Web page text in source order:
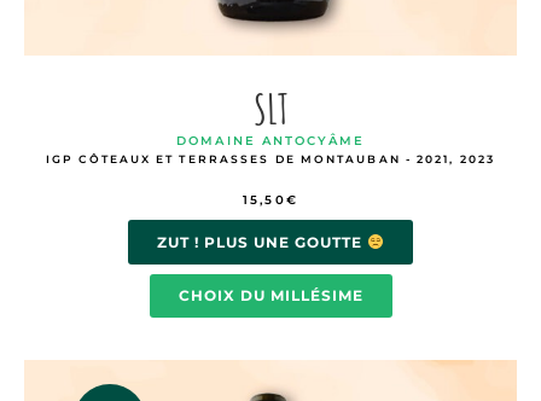
SLT
DOMAINE ANTOCYÂME
IGP CÔTEAUX ET TERRASSES DE MONTAUBAN - 2021, 2023
15,50€
ZUT ! PLUS UNE GOUTTE
CHOIX DU MILLÉSIME